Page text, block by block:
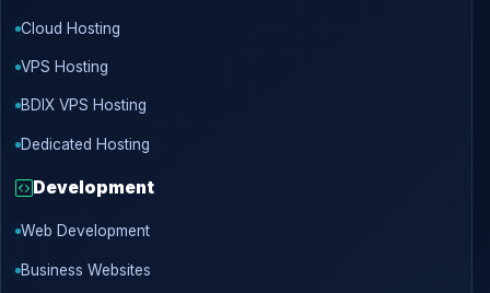
Cloud Hosting
VPS Hosting
BDIX VPS Hosting
Dedicated Hosting
Development
Web Development
Business Websites